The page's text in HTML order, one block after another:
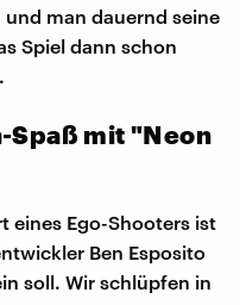
man dauernd seine
Spiel dann schon
mit "Neon
eines Ego-Shooters ist
Ben Esposito
soll. Wir schlüpfen in